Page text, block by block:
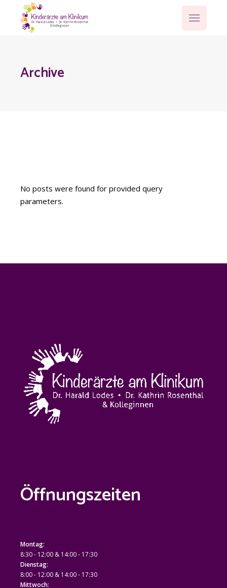
Archive
No posts were found for provided query
parameters.
Öffnungszeiten
Montag:
8:30 - 12:00 & 14:00 - 17:30
Dienstag:
8:00 - 12:00 & 14:00 - 17:30
Mittwoch: